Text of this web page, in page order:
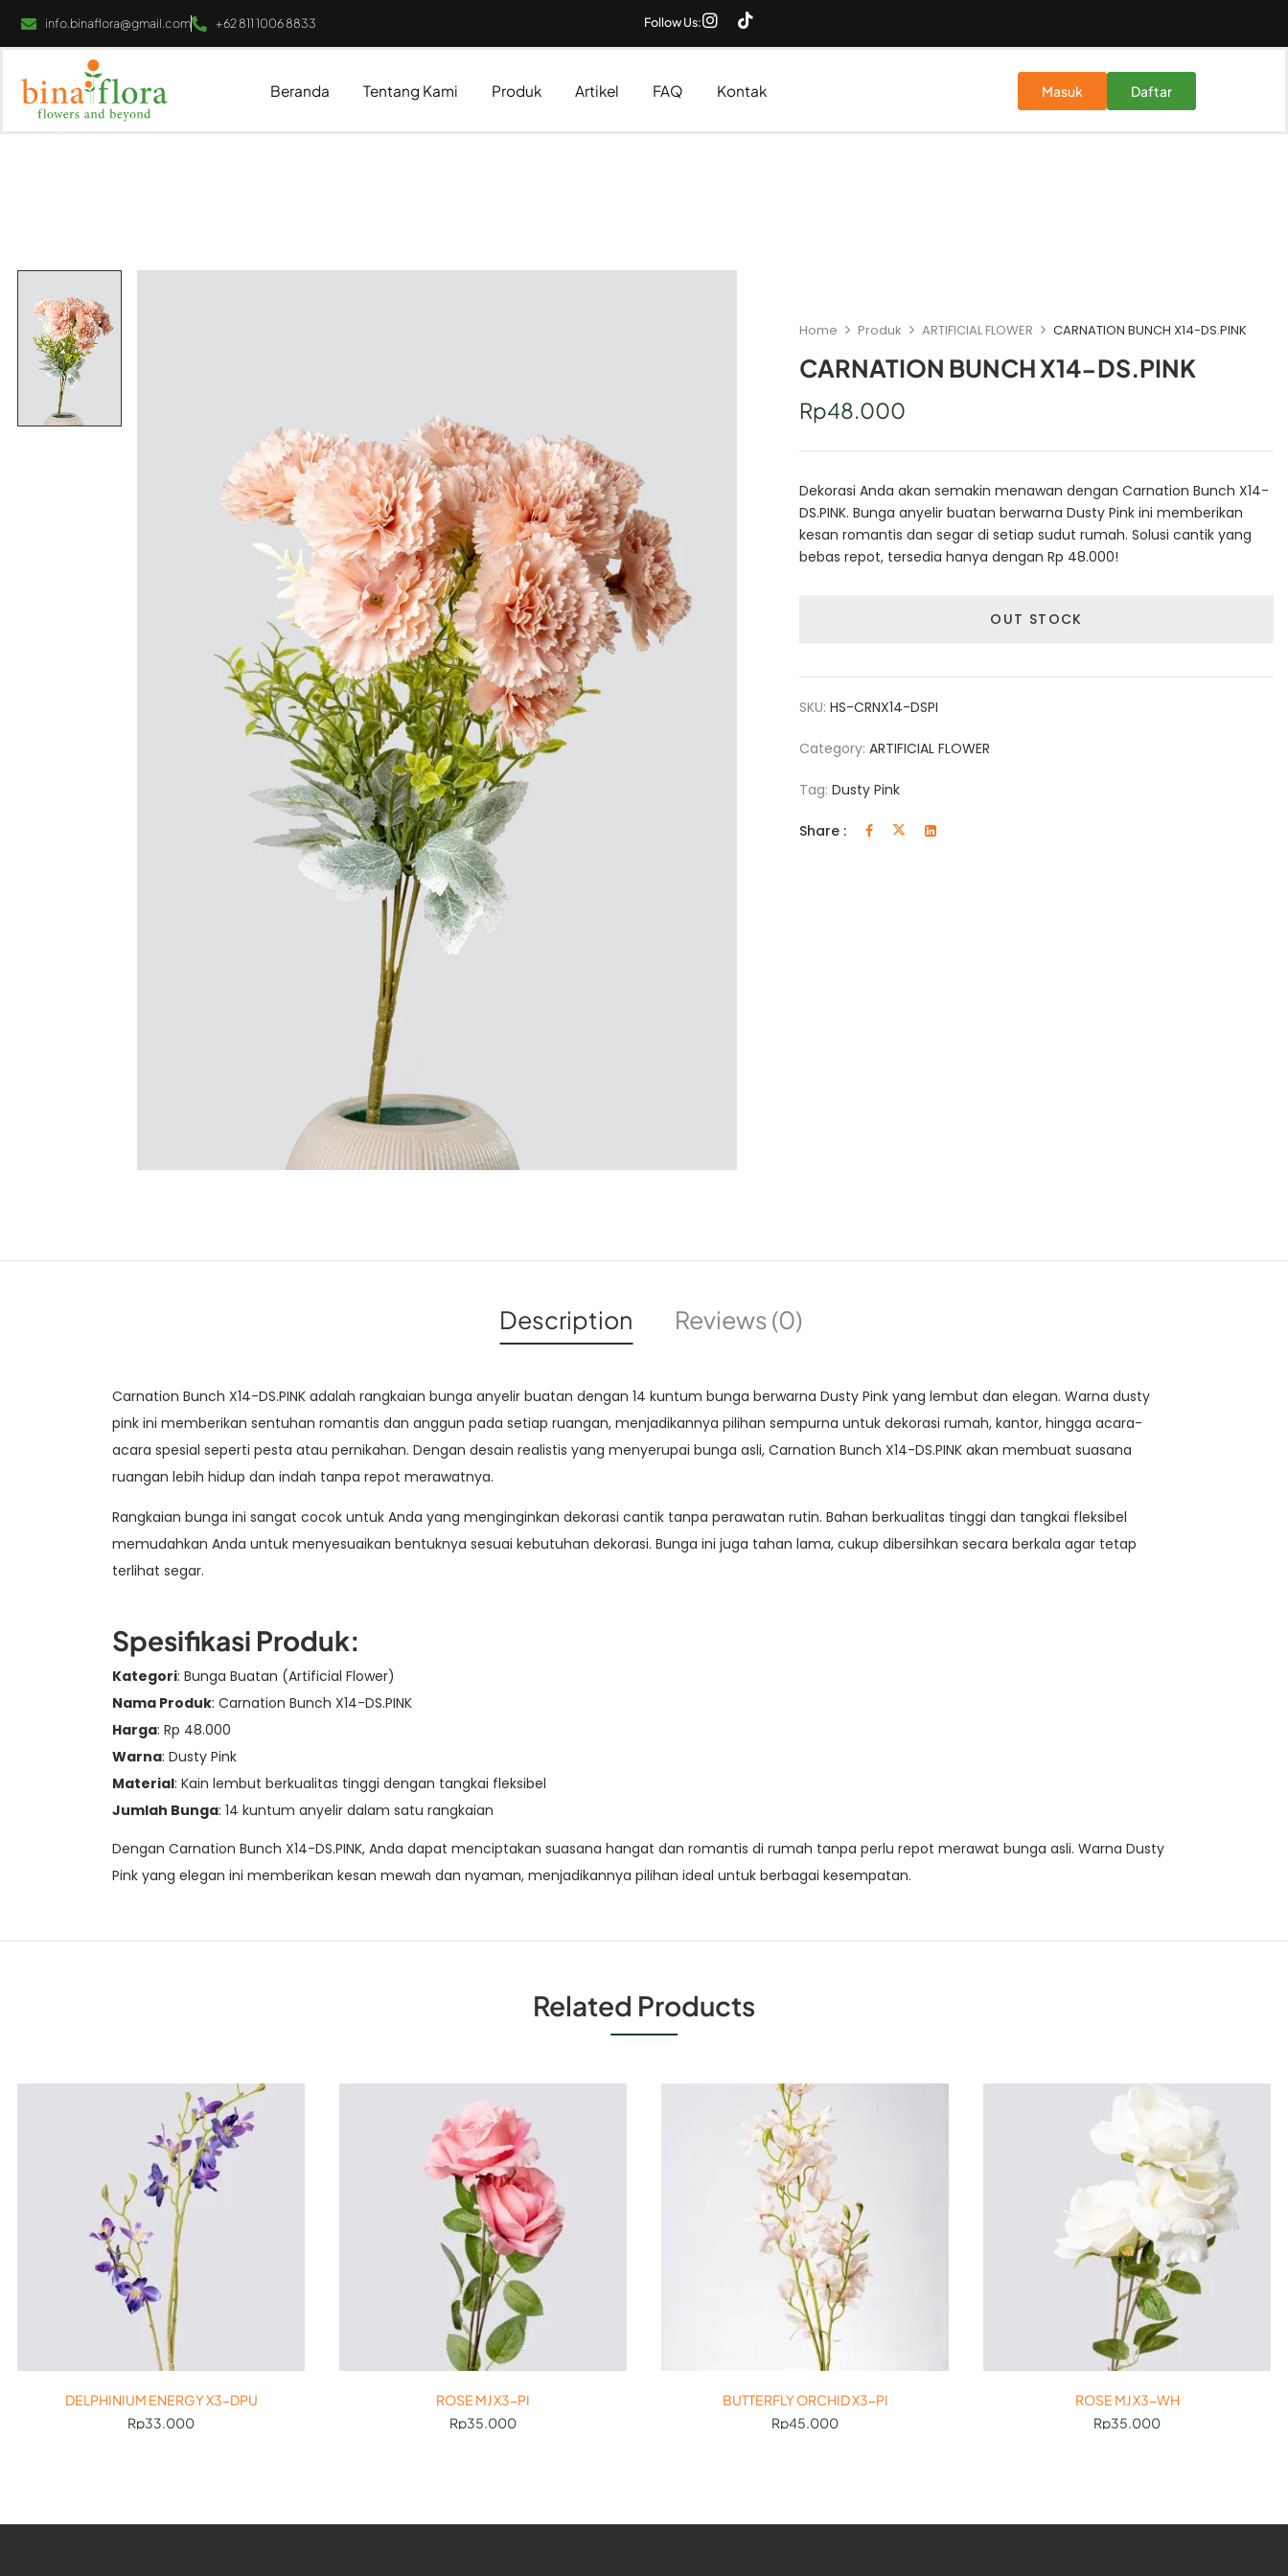
info.binaflora@gmail.com +62 811 1006 8833 Follow Us:
Beranda Tentang Kami Produk Artikel FAQ Kontak Masuk Daftar
Home Produk ARTIFICIAL FLOWER CARNATION BUNCH X14-DS.PINK
CARNATION BUNCH X14-DS.PINK
Rp48.000
Dekorasi Anda akan semakin menawan dengan Carnation Bunch X14-
DS.PINK. Bunga anyelir buatan berwarna Dusty Pink ini memberikan
kesan romantis dan segar di setiap sudut rumah. Solusi cantik yang
bebas repot, tersedia hanya dengan Rp 48.000!
OUT STOCK
SKU: HS-CRNX14-DSPI
Category: ARTIFICIAL FLOWER
Tag: Dusty Pink
Share :
Description Reviews (0)
Carnation Bunch X14-DS.PINK adalah rangkaian bunga anyelir buatan dengan 14 kuntum bunga berwarna Dusty Pink yang lembut dan elegan. Warna dusty
pink ini memberikan sentuhan romantis dan anggun pada setiap ruangan, menjadikannya pilihan sempurna untuk dekorasi rumah, kantor, hingga acara-
acara spesial seperti pesta atau pernikahan. Dengan desain realistis yang menyerupai bunga asli, Carnation Bunch X14-DS.PINK akan membuat suasana
ruangan lebih hidup dan indah tanpa repot merawatnya.
Rangkaian bunga ini sangat cocok untuk Anda yang menginginkan dekorasi cantik tanpa perawatan rutin. Bahan berkualitas tinggi dan tangkai fleksibel
memudahkan Anda untuk menyesuaikan bentuknya sesuai kebutuhan dekorasi. Bunga ini juga tahan lama, cukup dibersihkan secara berkala agar tetap
terlihat segar.
Spesifikasi Produk:
Kategori: Bunga Buatan (Artificial Flower)
Nama Produk: Carnation Bunch X14-DS.PINK
Harga: Rp 48.000
Warna: Dusty Pink
Material: Kain lembut berkualitas tinggi dengan tangkai fleksibel
Jumlah Bunga: 14 kuntum anyelir dalam satu rangkaian
Dengan Carnation Bunch X14-DS.PINK, Anda dapat menciptakan suasana hangat dan romantis di rumah tanpa perlu repot merawat bunga asli. Warna Dusty
Pink yang elegan ini memberikan kesan mewah dan nyaman, menjadikannya pilihan ideal untuk berbagai kesempatan.
Related Products
DELPHINIUM ENERGY X3-DPU
Rp33.000
ROSE MJ X3-PI
Rp35.000
BUTTERFLY ORCHID X3-PI
Rp45.000
ROSE MJ X3-WH
Rp35.000